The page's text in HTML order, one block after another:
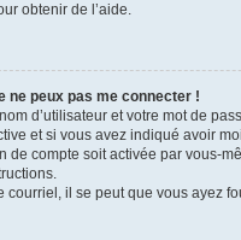
obtenir de l’aide.
ne peux pas me connecter !
d’utilisateur et votre mot de
et si vous avez indiqué avoir
de compte soit activée par vous-
courriel, il se peut que vous ayez